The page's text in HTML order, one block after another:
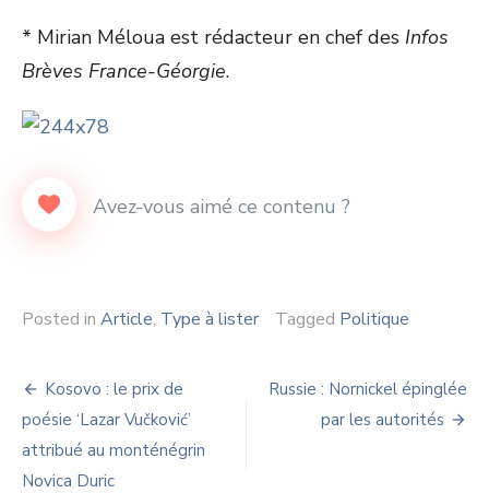
* Mirian Méloua est rédacteur en chef des Infos
Brèves France-Géorgie.
Posted in Article, Type à lister Tagged Politique
Navigation
de
l’article
Kosovo : le prix de
poésie ‘Lazar Vučković’
attribué au monténégrin
Novica Duric
Russie : Nornickel épinglée
par les autorités